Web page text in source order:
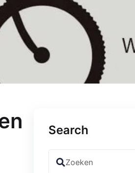
Search
Zoeken